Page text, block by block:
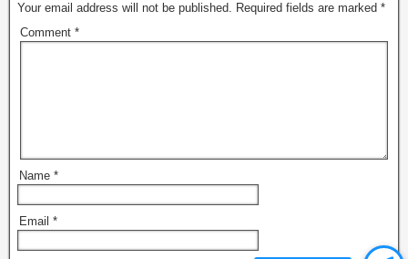
Your email address will not be published. Required fields are marked *
Comment *
Name *
Email *